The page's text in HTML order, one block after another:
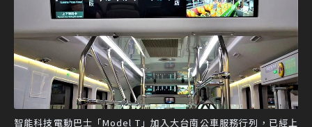
智能科技電動巴士「Model T」加入大台南公車服務行列，已經上